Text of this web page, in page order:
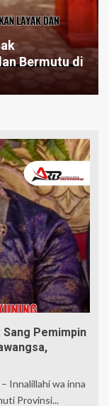
Bermutu di
Sang Pemimpin
Innalillahi wa inna
Provinsi...